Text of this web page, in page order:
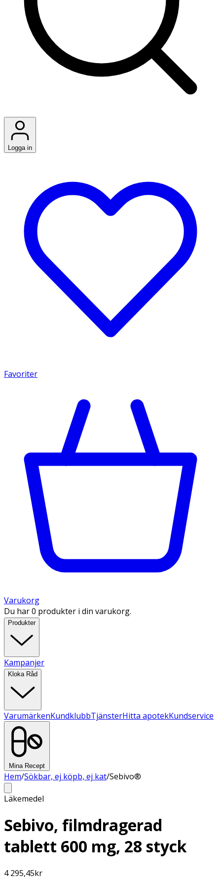
Logga in
Favoriter
Varukorg
Du har 0 produkter i din varukorg.
Produkter
Kampanjer
Kloka Råd
VarumärkenKundklubbTjänsterHitta apotekKundservice
Mina Recept
Hem/Sökbar, ej köpb, ej kat/Sebivo®
Läkemedel
Sebivo, filmdragerad
tablett 600 mg, 28 styck
4 295,45kr